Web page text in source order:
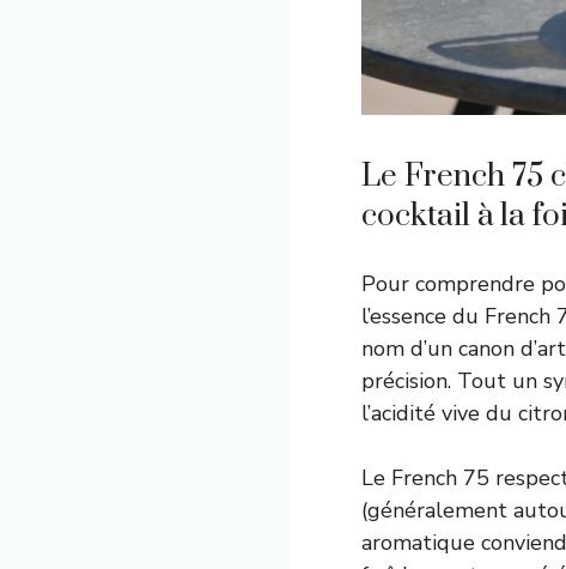
Le French 75
cocktail à la
Pour comprendre
l’essence du
nom d’un canon
précision. Tout un
l’acidité vive du
Le French 75
(généralement
aromatique